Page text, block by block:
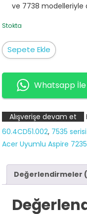
ve 7738
Stokta
Acer
Aspire
7235,
7535
serisi
Orijinal
Acer
Cpu
adet
Sepete Ekle
Whatsapp
Alışverişe devam et
60.4CD51.002, 7535
Acer Uyumlu Aspire
Değerlendirmeler